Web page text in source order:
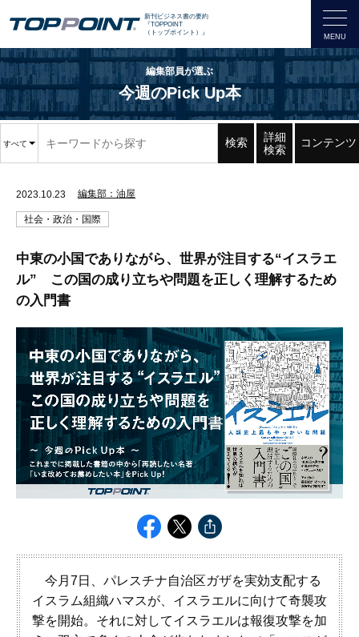
新刊ビジネス書の要約
『TOPPOINT
（トップポイント）』
編集部員が選ぶ
今週のPick Up本
すべて 検索
詳細
検索
コンテンツ
2023.10.23 編集部：油屋
社会・政治・国際
中東の小国でありながら、世界が注目する“イスラエ
ル” この国の成り立ちや問題を正しく理解するため
の入門書
今月7日、パレスチナ自治区ガザを実効支配する
イスラム組織ハマスが、イスラエルに向けて奇襲攻
撃を開始。それに対してイスラエルは報復攻撃を加